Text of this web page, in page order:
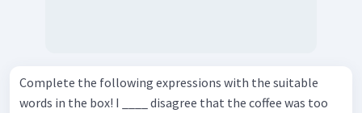
Complete the following expressions with the suitable
words in the box! I ____ disagree that the coffee was too